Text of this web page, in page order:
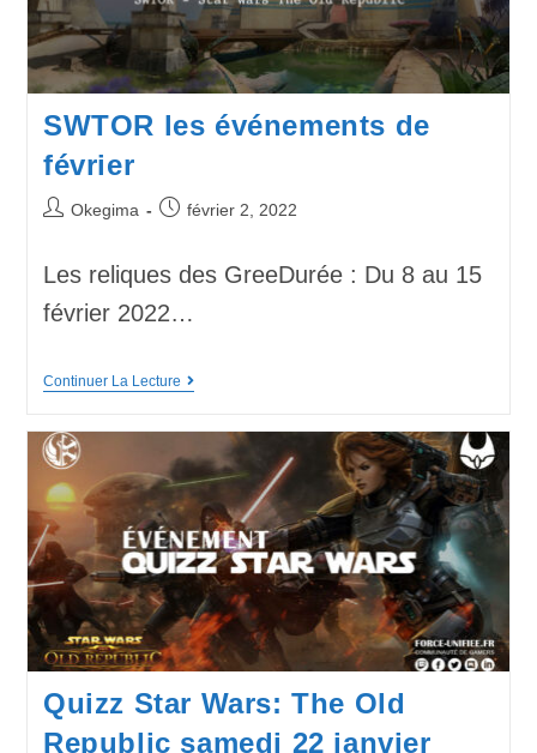
SWTOR les événements de
février
Okegima février 2, 2022
Les reliques des GreeDurée : Du 8 au 15
février 2022…
Continuer La Lecture
Quizz Star Wars: The Old
Republic samedi 22 janvier